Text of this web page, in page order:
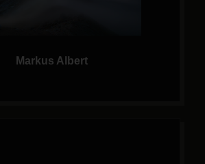
Markus Albert